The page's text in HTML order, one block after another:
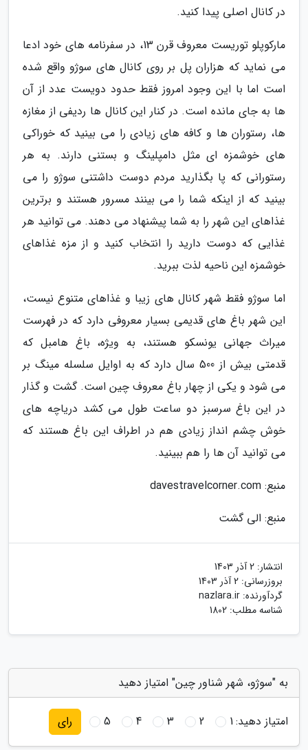
در کانال اصلی پیدا کنید.
مارکوپلو توریست معروف قرن 13، در سفرنامه های خود ادعا
می نماید که هزاران پل بر روی کانال های سوژو واقع شده
است اما با این وجود امروز فقط حدود دویست عدد از آن
ها به جای مانده است. در کنار این کانال ها ردیفی از مغازه
ها، رستوران ها و کافه های زیادی را می بینید که خوراکی
های خوشمزه ای مثل دامپلینگ و بستنی دارند. به هر
رستورانی که پا بگذارید مردم دوست داشتنی سوژو را می
بینید که از اینکه شما را می بینند مسرور هستند و برترین
غذاهای این شهر را به شما پیشنهاد می دهند. می توانید هر
غذایی که دوست دارید را انتخاب کنید و از مزه غذاهای
خوشمزه این ناحیه لذت ببرید.
اما سوژو فقط شهر کانال های زیبا و غذاهای متنوع نیست،
این شهر باغ های قدیمی بسیار معروفی دارد که در فهرست
میراث جهانی یونسکو هستند، به ویژه، باغ هامبل که
قدمتی بیش از 500 سال دارد که به اوایل سلسله مینگ بر
می شود و یکی از چهار باغ معروف چین است. گشت و گذار
در این باغ سرسبز دو ساعت طول می کشد دریاچه های
خوش چشم انداز زیادی هم در اطراف این باغ هستند که
می توانید آن ها را هم ببینید.
منبع: davestravelcorner.com
منبع: الی گشت
انتشار: 2 آذر 1403
بروزرسانی: 2 آذر 1403
گردآورنده: nazlara.ir
شناسه مطلب: 1802
به "سوژو، شهر شناور چین" امتیاز دهید
امتیاز دهید:1
2
3
4
5 رای